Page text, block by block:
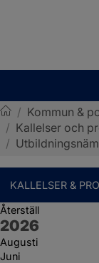
Sotenäs kommun
/ Kommun &
/ Kallelser och
/
KALLELSER &
Återställ
År:
2026
Augusti
Juni